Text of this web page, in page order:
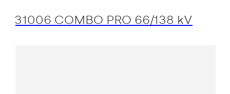
31006 COMBO PRO 66/138 kV